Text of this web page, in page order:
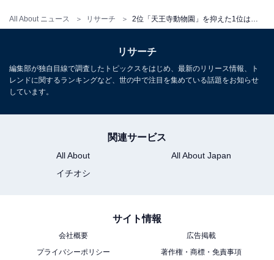
All About ニュース リサーチ
好き・行ってみたい「札幌の観光スポット」ラ
ンキング！ 2位「元祖さっぽろラーメン横丁」
リサーチ
編集部が独自目線で調査したトピックスをはじめ、最新のリリース情報、ト
レンドに関するランキングなど、世の中で注目を集めている話題をお知らせ
しています。
関連サービス
All About
All About Japan
イチオシ
サイト情報
会社概要
広告掲載
プライバシーポリシー
著作権・商標・免責事項